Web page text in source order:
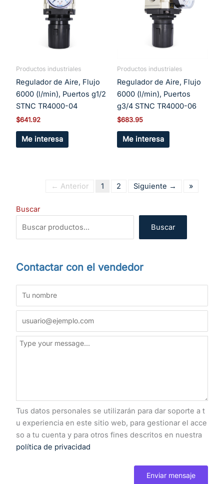
Buscar
Buscar
Contactar con el vendedor
Tus datos personales se utilizarán para dar soporte a t
u experiencia en este sitio web, para gestionar el acce
so a tu cuenta y para otros fines descritos en nuestra
política de privacidad
Productos industriales
Regulador de Aire, Flujo
6000 (l/min), Puertos g1/2
STNC TR4000-04
$641.92
Me interesa
Productos industriales
Regulador de Aire, Flujo
6000 (l/min), Puertos
g3/4 STNC TR4000-06
$683.95
Me interesa
← Anterior 1 2 Siguiente → »